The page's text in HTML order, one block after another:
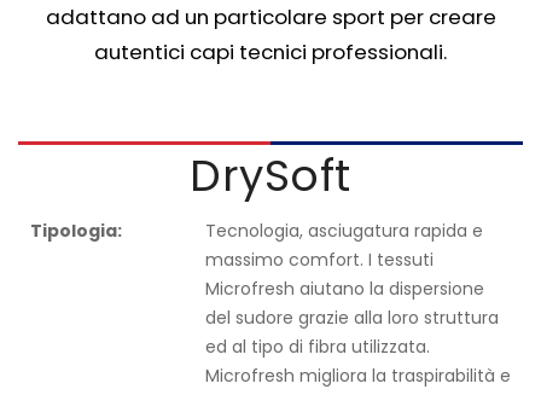
adattano ad un particolare sport per creare
autentici capi tecnici professionali.
DrySoft
Tipologia:
Tecnologia, asciugatura rapida e
massimo comfort. I tessuti
Microfresh aiutano la dispersione
del sudore grazie alla loro struttura
ed al tipo di fibra utilizzata.
Microfresh migliora la traspirabilità e